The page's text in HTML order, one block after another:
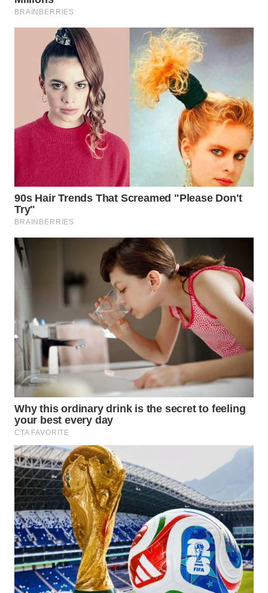
WN
WN
NATUNA
WN
BINTAN
WN
MANDALIKA
WN
LIKUPANG
WN
LABUANBAJO
Wahana
Media
Group
WAHANA
NEWS
WAHANA
TANI
WAHANA
ADVOKAT
WAHANA
INFRASTRUKTUR
WAHANA
KONSUMEN
WAHANA